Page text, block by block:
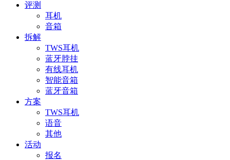
评测
耳机
音箱
拆解
TWS耳机
蓝牙脖挂
有线耳机
智能音箱
蓝牙音箱
方案
TWS耳机
语音
其他
活动
报名